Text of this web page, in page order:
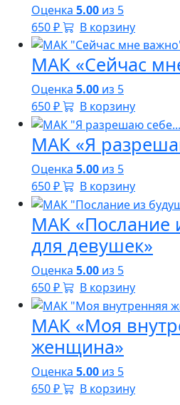
Оценка 5.00 из 5
650₽ В корзину
МАК «Сейчас
Оценка 5.00 из 5
650₽ В корзину
МАК «Я
Оценка 5.00 из 5
650₽ В корзину
МАК «Послание
для девушек»
Оценка 5.00 из 5
650₽ В корзину
МАК «Моя
женщина»
Оценка 5.00 из 5
650₽
В корзину